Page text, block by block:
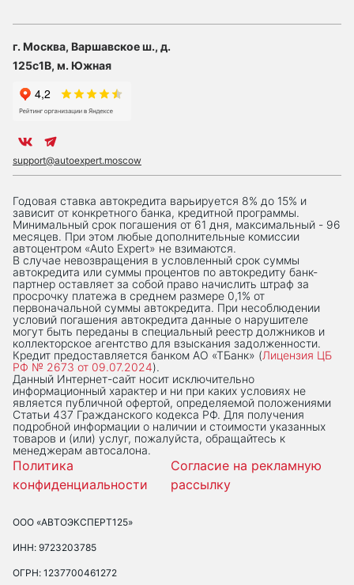
г. Москва, Варшавское ш., д.
125с1В, м. Южная
support@autoexpert.moscow
Годовая ставка автокредита варьируется 8% до 15% и
зависит от конкретного банка, кредитной программы.
Минимальный срок погашения от 61 дня, максимальный - 96
месяцев. При этом любые дополнительные комиссии
автоцентром «Auto Expert» не взимаются.
В случае невозвращения в условленный срок суммы
автокредита или суммы процентов по автокредиту банк-
партнер оставляет за собой право начислить штраф за
просрочку платежа в среднем размере 0,1% от
первоначальной суммы автокредита. При несоблюдении
условий погашения автокредита данные о нарушителе
могут быть переданы в специальный реестр должников и
коллекторское агентство для взыскания задолженности.
Кредит предоставляется банком АО «ТБанк» (Лицензия ЦБ
РФ № 2673 от 09.07.2024).
Данный Интернет-сaйт носит исключительно
информационный характер и ни при каких условиях не
является публичной офертой, определяемой положениями
Статьи 437 Гражданского кодекса РФ. Для получения
подробной информации о наличии и стоимости указанных
товаров и (или) услуг, пожалуйста, обращайтесь к
менеджерам автосалона.
Политика
конфиденциальности
Согласие на рекламную
рассылку
ООО «АВТОЭКСПЕРТ125»
ИНН: 9723203785
ОГРН: 1237700461272